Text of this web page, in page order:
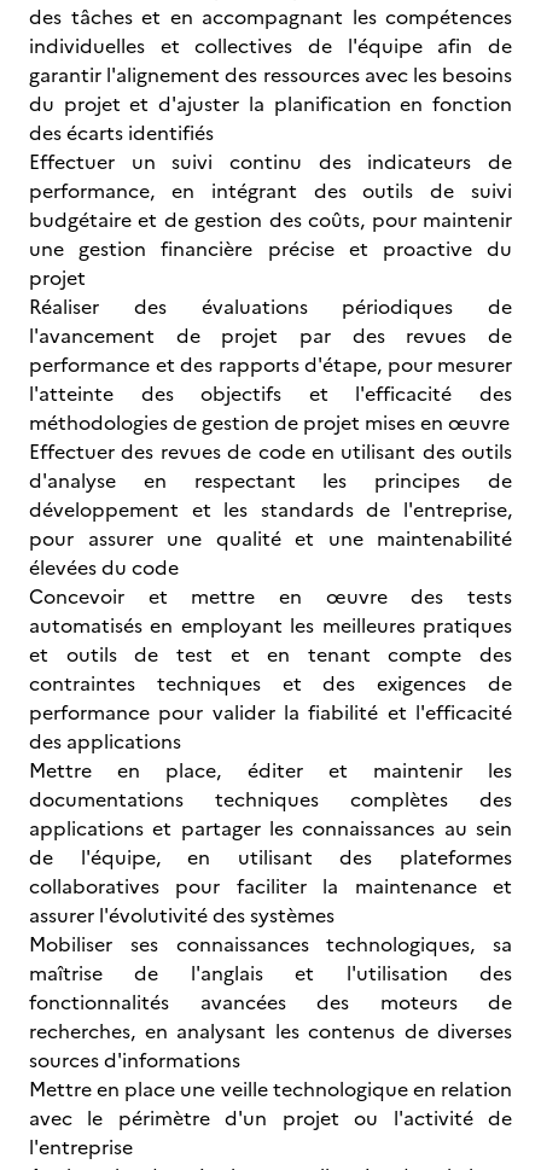
des tâches et en accompagnant les compétences
individuelles et collectives de l'équipe afin de
garantir l'alignement des ressources avec les besoins
du projet et d'ajuster la planification en fonction
des écarts identifiés
Effectuer un suivi continu des indicateurs de
performance, en intégrant des outils de suivi
budgétaire et de gestion des coûts, pour maintenir
une gestion financière précise et proactive du
projet
Réaliser des évaluations périodiques de
l'avancement de projet par des revues de
performance et des rapports d'étape, pour mesurer
l'atteinte des objectifs et l'efficacité des
méthodologies de gestion de projet mises en œuvre
Effectuer des revues de code en utilisant des outils
d'analyse en respectant les principes de
développement et les standards de l'entreprise,
pour assurer une qualité et une maintenabilité
élevées du code
Concevoir et mettre en œuvre des tests
automatisés en employant les meilleures pratiques
et outils de test et en tenant compte des
contraintes techniques et des exigences de
performance pour valider la fiabilité et l'efficacité
des applications
Mettre en place, éditer et maintenir les
documentations techniques complètes des
applications et partager les connaissances au sein
de l'équipe, en utilisant des plateformes
collaboratives pour faciliter la maintenance et
assurer l'évolutivité des systèmes
Mobiliser ses connaissances technologiques, sa
maîtrise de l'anglais et l'utilisation des
fonctionnalités avancées des moteurs de
recherches, en analysant les contenus de diverses
sources d'informations
Mettre en place une veille technologique en relation
avec le périmètre d'un projet ou l'activité de
l'entreprise